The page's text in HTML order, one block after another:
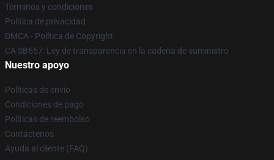
Términos y condiciones
Política de privacidad
DMCA - Política de Copyright
CA SB657: Ley de transparencia en la cadena de suministro
Nuestro apoyo
Políticas de envío
Condiciones de pago
Políticas de reembolso
Contáctenos
Ayuda al cliente (FAQ)